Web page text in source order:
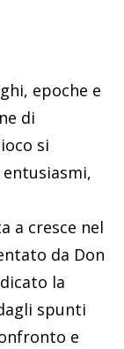
epoche e
di
si
a cresce nel
da Don
la
spunti
e